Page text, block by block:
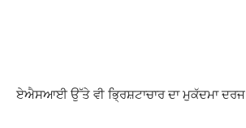
ਏਐਸਆਈ ਉੱਤੇ ਵੀ ਭ੍ਰਿਸ਼ਟਾਚਾਰ ਦਾ ਮੁਕੱਦਮਾ ਦਰਜ